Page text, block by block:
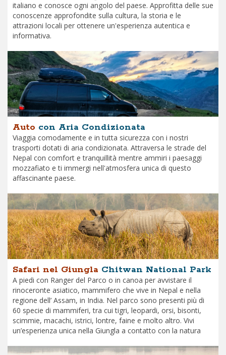
italiano e conosce ogni angolo del paese. Approfitta delle sue
conoscenze approfondite sulla cultura, la storia e le
attrazioni locali per ottenere un'esperienza autentica e
informativa.
Auto con Aria Condizionata
Viaggia comodamente e in tutta sicurezza con i nostri
trasporti dotati di aria condizionata. Attraversa le strade del
Nepal con comfort e tranquillità mentre ammiri i paesaggi
mozzafiato e ti immergi nell'atmosfera unica di questo
affascinante paese.
Safari nel Giungla Chitwan National Park
A piedi con Ranger del Parco o in canoa per avvistare il
rinoceronte asiatico, mammifero che vive in Nepal e nella
regione dell’ Assam, in India. Nel parco sono presenti più di
60 specie di mammiferi, tra cui tigri, leopardi, orsi, bisonti,
scimmie, macachi, istrici, lontre, faine e molto altro. Vivi
un’esperienza unica nella Giungla a contatto con la natura